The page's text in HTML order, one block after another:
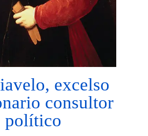
excelso
consultor
político